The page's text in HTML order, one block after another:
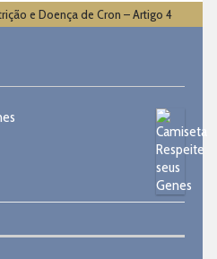
e Doença de Cron – Artigo 4